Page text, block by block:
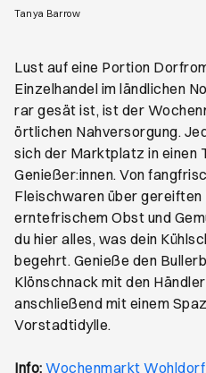
Tanya BarrowÖffnet ein neues Browser-
Lust auf eine Portion
Einzelhandel im ländlichen
rar gesät ist, ist der
örtlichen Nahversorgung.
sich der Marktplatz in einen
Genießer:innen. Von
Fleischwaren über gereiften
erntefrischem Obst und
du hier alles, was dein
begehrt. Genieße den
Klönschnack mit den
anschließend mit einem
Vorstadtidylle.
Info: Wochenmarkt